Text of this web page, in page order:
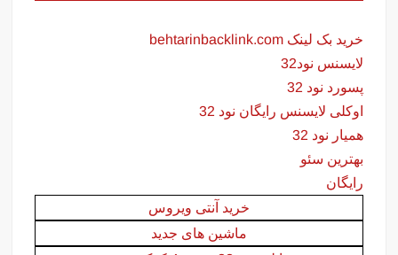
خرید بک لینک behtarinbacklink.com
لایسنس نود32
پسورد نود 32
اوکلی لایسنس رایگان نود 32
همیار نود 32
بهترین سئو
رایگان
خرید آنتی ویروس
ماشین های جدید